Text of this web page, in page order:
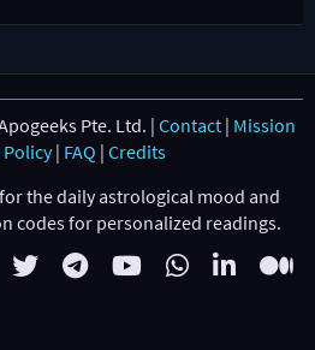
Pte. Ltd. | Contact | Mission
Policy| FAQ | Credits
the daily astrological mood and
codes for personalized readings.